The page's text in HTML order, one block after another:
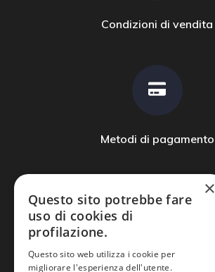
Condizioni di vendita
Metodi di pagamento
Domande frequenti
×
Questo sito potrebbe fare
uso di cookies di
profilazione.
Questo sito web utilizza i cookie per
migliorare l'esperienza dell'utente.